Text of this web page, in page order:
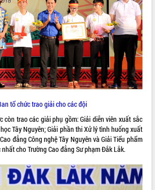
khăn trong
khai quy
và Môi
khảo sát
đóng gói
biến các
và xúc
động thích
xuất khẩu
Việt Nam đột
đột phá trong
Đắk Lắk
tổ chức trao giải cho các đội
còn trao các giải phụ gồm: Giải diễn viên xuất sắc
Tây Nguyên; Giải phần thi Xử lý tình huống xuất
đẳng Công nghệ Tây Nguyên và Giải Tiểu phẩm
cho Trường Cao đẳng Sư phạm Đắk Lắk.